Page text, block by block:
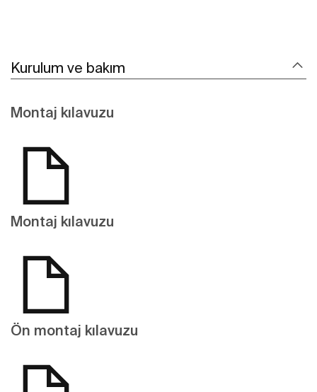
Kurulum ve bakım
Montaj kılavuzu
Montaj kılavuzu
Ön montaj kılavuzu